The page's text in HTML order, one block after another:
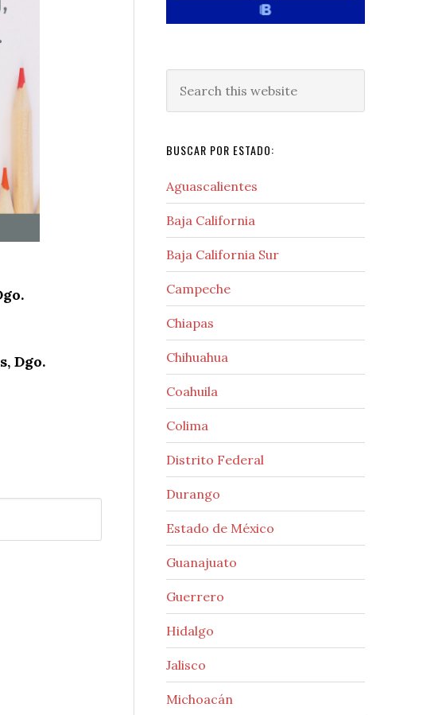
Dgo.
this
BUSCAR POR ESTADO:
Aguascalientes
Baja California
Baja California Sur
Campeche
Chiapas
Chihuahua
Coahuila
Colima
Distrito Federal
Durango
Estado de México
Guanajuato
Guerrero
Hidalgo
Jalisco
Michoacán